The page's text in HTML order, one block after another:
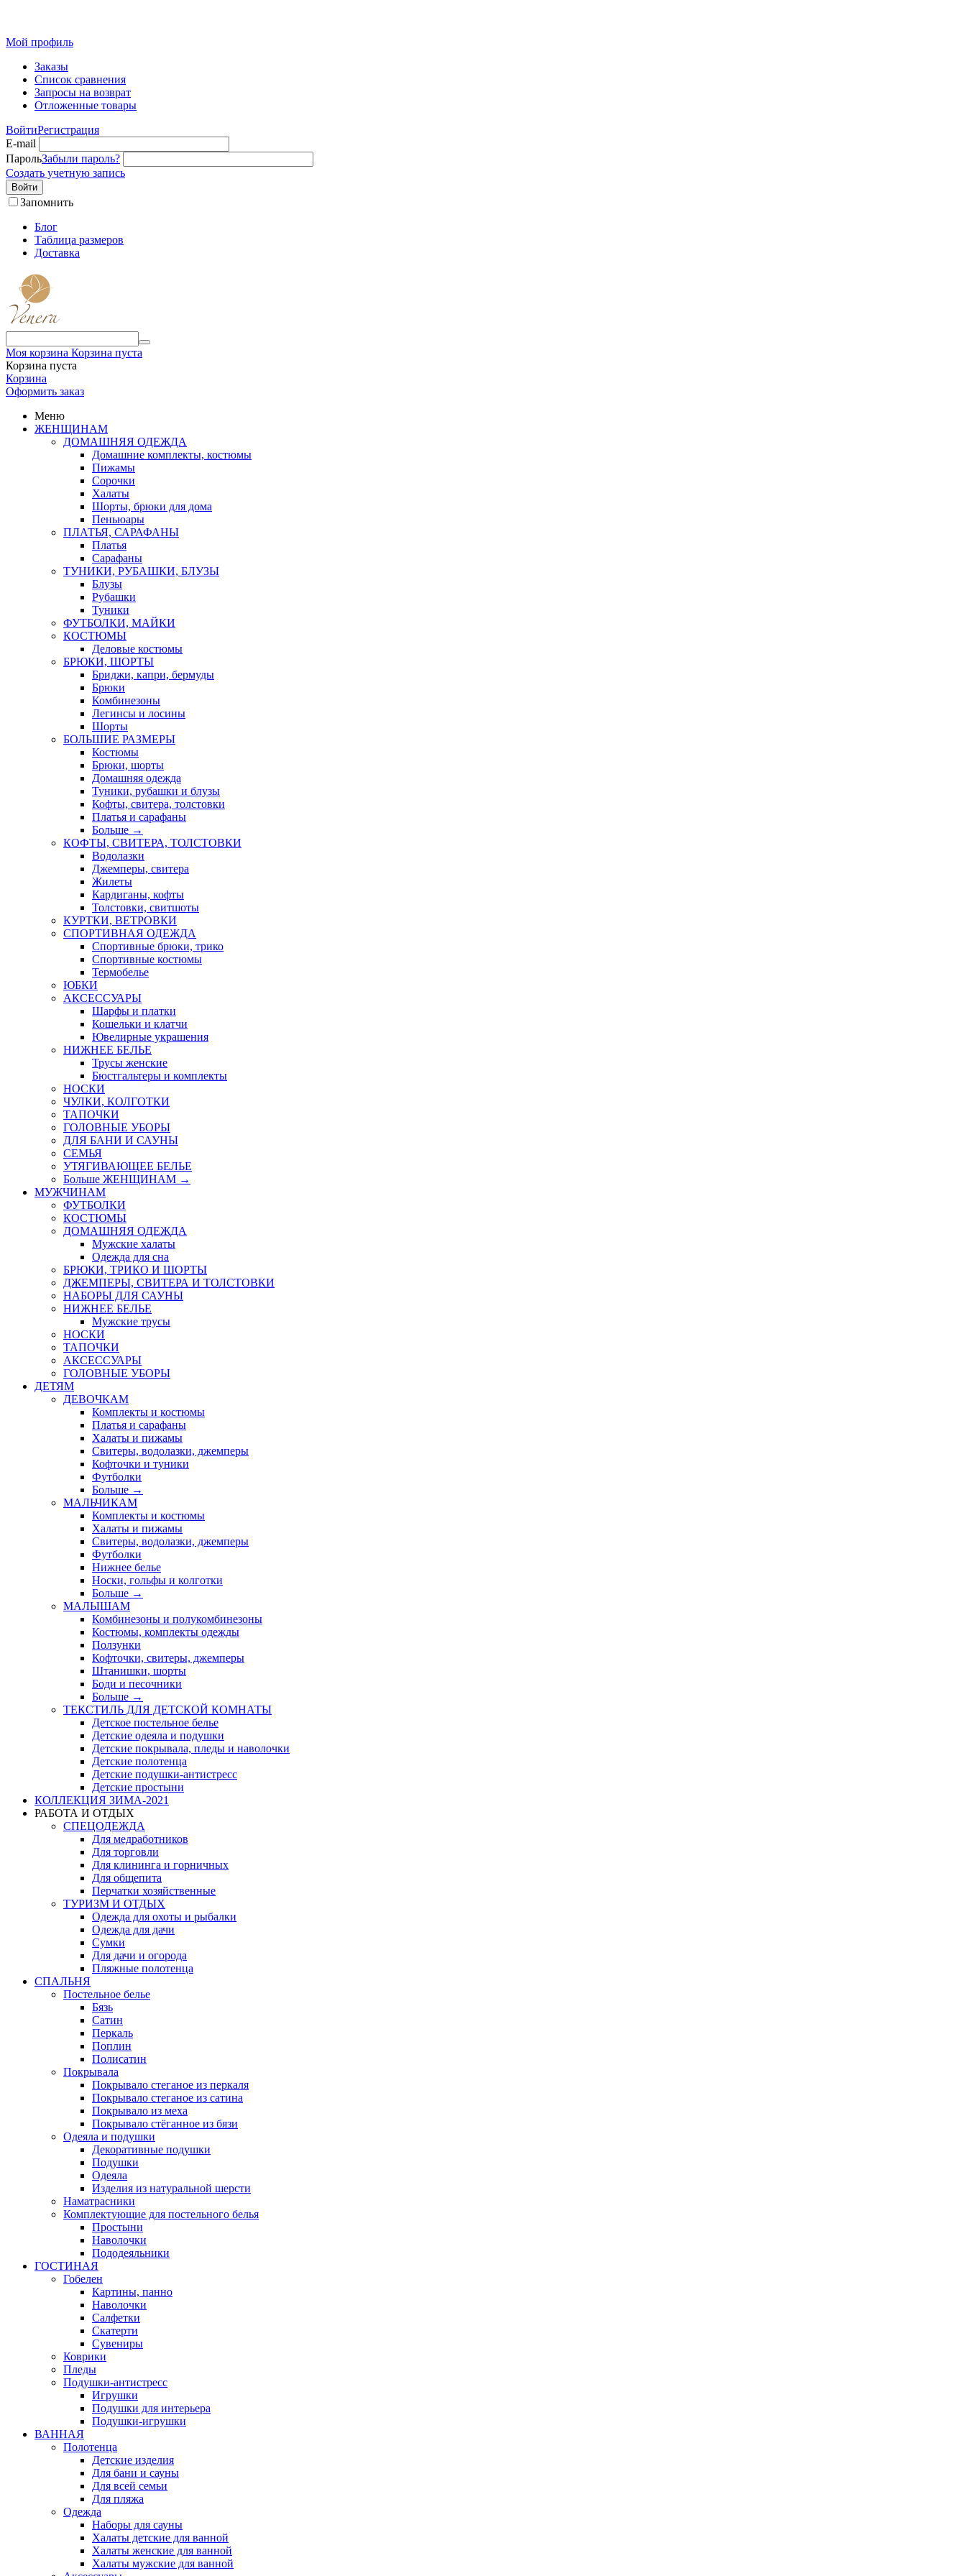
Мой профиль
Заказы
Список сравнения
Запросы на возврат
Отложенные товары
ВойтиРегистрация
E-mail
ПарольЗабыли пароль?
Создать учетную запись
Войти
Запомнить
Блог
Таблица размеров
Доставка
Моя корзина Корзина пуста
Корзина пуста
Корзина
Оформить заказ
Меню
ЖЕНЩИНАМ
ДОМАШНЯЯ ОДЕЖДА
Домашние комплекты, костюмы
Пижамы
Сорочки
Халаты
Шорты, брюки для дома
Пеньюары
ПЛАТЬЯ, САРАФАНЫ
Платья
Сарафаны
ТУНИКИ, РУБАШКИ, БЛУЗЫ
Блузы
Рубашки
Туники
ФУТБОЛКИ, МАЙКИ
КОСТЮМЫ
Деловые костюмы
БРЮКИ, ШОРТЫ
Бриджи, капри, бермуды
Брюки
Комбинезоны
Легинсы и лосины
Шорты
БОЛЬШИЕ РАЗМЕРЫ
Костюмы
Брюки, шорты
Домашняя одежда
Туники, рубашки и блузы
Кофты, свитера, толстовки
Платья и сарафаны
Больше →
КОФТЫ, СВИТЕРА, ТОЛСТОВКИ
Водолазки
Джемперы, свитера
Жилеты
Кардиганы, кофты
Толстовки, свитшоты
КУРТКИ, ВЕТРОВКИ
СПОРТИВНАЯ ОДЕЖДА
Спортивные брюки, трико
Спортивные костюмы
Термобелье
ЮБКИ
AКСЕССУАРЫ
Шарфы и платки
Кошельки и клатчи
Ювелирные украшения
НИЖНЕЕ БЕЛЬЕ
Трусы женские
Бюстгальтеры и комплекты
НОСКИ
ЧУЛКИ, КОЛГОТКИ
ТАПОЧКИ
ГОЛОВНЫЕ УБОРЫ
ДЛЯ БАНИ И САУНЫ
СЕМЬЯ
УТЯГИВАЮЩЕЕ БЕЛЬЕ
Больше ЖЕНЩИНАМ →
МУЖЧИНАМ
ФУТБОЛКИ
КОСТЮМЫ
ДОМАШНЯЯ ОДЕЖДА
Мужские халаты
Одежда для сна
БРЮКИ, ТРИКО И ШОРТЫ
ДЖЕМПЕРЫ, СВИТЕРА И ТОЛСТОВКИ
НАБОРЫ ДЛЯ САУНЫ
НИЖНЕЕ БЕЛЬЕ
Мужские трусы
НОСКИ
ТАПОЧКИ
АКСЕССУАРЫ
ГОЛОВНЫЕ УБОРЫ
ДЕТЯМ
ДЕВОЧКАМ
Комплекты и костюмы
Платья и сарафаны
Халаты и пижамы
Свитеры, водолазки, джемперы
Кофточки и туники
Футболки
Больше →
МАЛЬЧИКАМ
Комплекты и костюмы
Халаты и пижамы
Свитеры, водолазки, джемперы
Футболки
Нижнее белье
Носки, гольфы и колготки
Больше →
МАЛЫШАМ
Комбинезоны и полукомбинезоны
Костюмы, комплекты одежды
Ползунки
Кофточки, свитеры, джемперы
Штанишки, шорты
Боди и песочники
Больше →
ТЕКСТИЛЬ ДЛЯ ДЕТСКОЙ КОМНАТЫ
Детское постельное белье
Детские одеяла и подушки
Детские покрывала, пледы и наволочки
Детские полотенца
Детские подушки-антистресс
Детские простыни
КОЛЛЕКЦИЯ ЗИМА-2021
РАБОТА И ОТДЫХ
СПЕЦОДЕЖДА
Для медработников
Для торговли
Для клининга и горничных
Для общепита
Перчатки хозяйственные
ТУРИЗМ И ОТДЫХ
Одежда для охоты и рыбалки
Одежда для дачи
Сумки
Для дачи и огорода
Пляжные полотенца
СПАЛЬНЯ
Постельное белье
Бязь
Сатин
Перкаль
Поплин
Полисатин
Покрывала
Покрывало стеганое из перкаля
Покрывало стеганое из сатина
Покрывало из меха
Покрывало стёганное из бязи
Одеяла и подушки
Декоративные подушки
Подушки
Одеяла
Изделия из натуральной шерсти
Наматраcники
Комплектующие для постельного белья
Простыни
Наволочки
Пододеяльники
ГОСТИНАЯ
Гобелен
Картины, панно
Наволочки
Салфетки
Скатерти
Сувениры
Коврики
Пледы
Подушки-антистресс
Игрушки
Подушки для интерьера
Подушки-игрушки
ВАННАЯ
Полотенца
Детские изделия
Для бани и сауны
Для всей семьи
Для пляжа
Одежда
Наборы для сауны
Халаты детские для ванной
Халаты женские для ванной
Халаты мужские для ванной